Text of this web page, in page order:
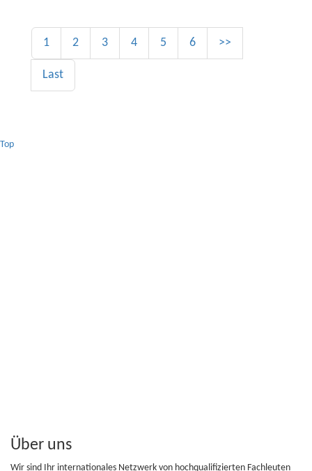
1 2 3 4 5 6 >>
Last
Über uns
Wir sind Ihr internationales Netzwerk von hochqualifizierten Fachleuten
Top